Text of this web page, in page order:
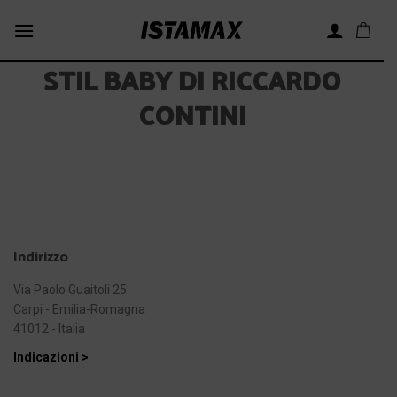
STIL BABY DI RICCARDO
CONTINI
Indirizzo
Via Paolo Guaitoli 25
Carpi - Emilia-Romagna
41012 - Italia
Indicazioni >